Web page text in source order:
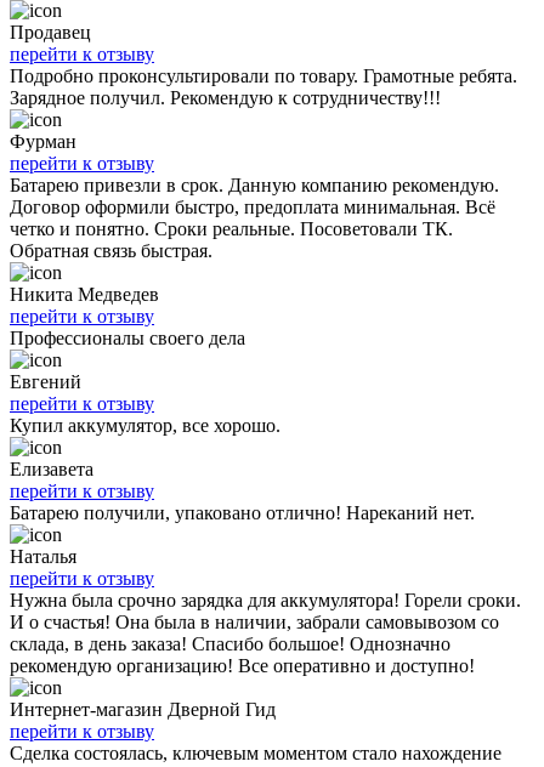
Продавец
перейти к отзыву
Подробно проконсультировали по товару. Грамотные ребята.
Зарядное получил. Рекомендую к сотрудничеству!!!
Фурман
перейти к отзыву
Батарею привезли в срок. Данную компанию рекомендую.
Договор оформили быстро, предоплата минимальная. Всё
четко и понятно. Сроки реальные. Посоветовали ТК.
Обратная связь быстрая.
Никита Медведев
перейти к отзыву
Профессионалы своего дела
Евгений
перейти к отзыву
Купил аккумулятор, все хорошо.
Елизавета
перейти к отзыву
Батарею получили, упаковано отлично! Нареканий нет.
Наталья
перейти к отзыву
Нужна была срочно зарядка для аккумулятора! Горели сроки.
И о счастья! Она была в наличии, забрали самовывозом со
склада, в день заказа! Спасибо большое! Однозначно
рекомендую организацию! Все оперативно и доступно!
Интернет-магазин Дверной Гид
перейти к отзыву
Сделка состоялась, ключевым моментом стало нахождение